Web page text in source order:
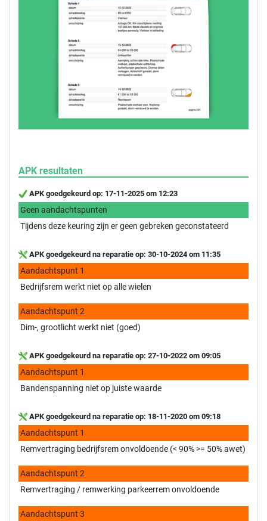
APK resultaten
APK goedgekeurd op: 17-11-2025 om 12:23
Geen aandachtspunten
Tijdens deze keuring zijn er geen gebreken geconstateerd
APK goedgekeurd na reparatie op: 30-10-2024 om 11:35
Aandachtspunt 1
Bedrijfsrem werkt niet op alle wielen
Aandachtspunt 2
Dim-, grootlicht werkt niet (goed)
APK goedgekeurd na reparatie op: 27-10-2022 om 09:05
Aandachtspunt 1
Bandenspanning niet op juiste waarde
APK goedgekeurd na reparatie op: 18-11-2020 om 09:18
Aandachtspunt 1
Remvertraging bedrijfsrem onvoldoende (< 90% >= 50% awet)
Aandachtspunt 2
Remvertraging / remwerking parkeerrem onvoldoende
Aandachtspunt 3